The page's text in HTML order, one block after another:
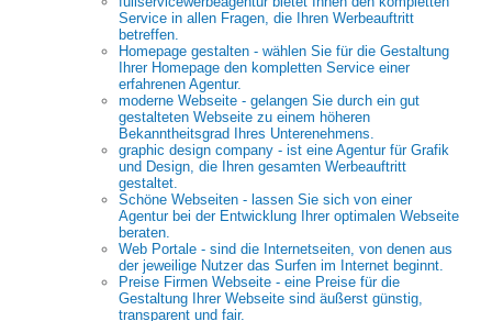
Service in allen Fragen, die Ihren Werbeauftritt
betreffen.
Homepage gestalten - wählen Sie für die Gestaltung
Ihrer Homepage den kompletten Service einer
erfahrenen Agentur.
moderne Webseite - gelangen Sie durch ein gut
gestalteten Webseite zu einem höheren
Bekanntheitsgrad Ihres Unterenehmens.
graphic design company - ist eine Agentur für Grafik
und Design, die Ihren gesamten Werbeauftritt
gestaltet.
Schöne Webseiten - lassen Sie sich von einer
Agentur bei der Entwicklung Ihrer optimalen Webseite
beraten.
Web Portale - sind die Internetseiten, von denen aus
der jeweilige Nutzer das Surfen im Internet beginnt.
Preise Firmen Webseite - eine Preise für die
Gestaltung Ihrer Webseite sind äußerst günstig,
transparent und fair.